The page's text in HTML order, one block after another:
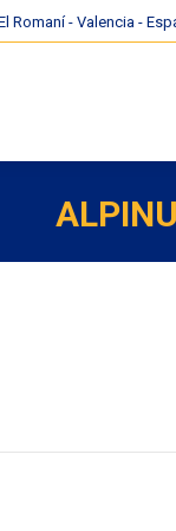
Romaní - Valencia -